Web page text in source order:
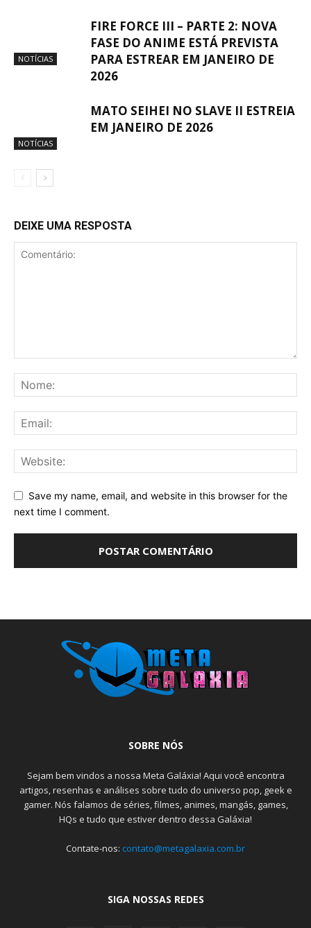
NOTÍCIAS
FIRE FORCE III – PARTE 2: NOVA
FASE DO ANIME ESTÁ PREVISTA
PARA ESTREAR EM JANEIRO DE
2026
NOTÍCIAS
MATO SEIHEI NO SLAVE II ESTREIA
EM JANEIRO DE 2026
DEIXE UMA RESPOSTA
Save my name, email, and website in this browser for the
next time I comment.
SOBRE NÓS
Sejam bem vindos a nossa Meta Galáxia! Aqui você encontra
artigos, resenhas e análises sobre tudo do universo pop, geek e
gamer. Nós falamos de séries, filmes, animes, mangás, games,
HQs e tudo que estiver dentro dessa Galáxia!
Contate-nos: contato@metagalaxia.com.br
SIGA NOSSAS REDES